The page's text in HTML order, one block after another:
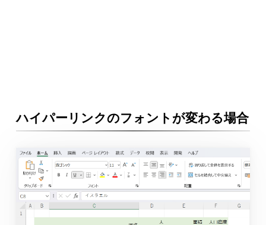
ハイパーリンクのフォントが変わる場合